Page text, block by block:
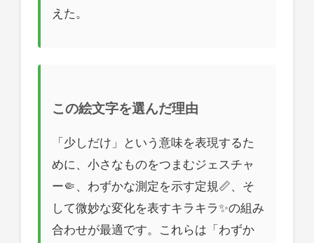
えた。
この絵文字を選んだ理由
「少しだけ」という意味を表現するた
めに、小さなものをつまむジェスチャ
ー🤏、わずかな測定を示す定規📏、そ
して微妙な変化を表すキラキラ✨の組み
合わせが最適です。これらは「わずか